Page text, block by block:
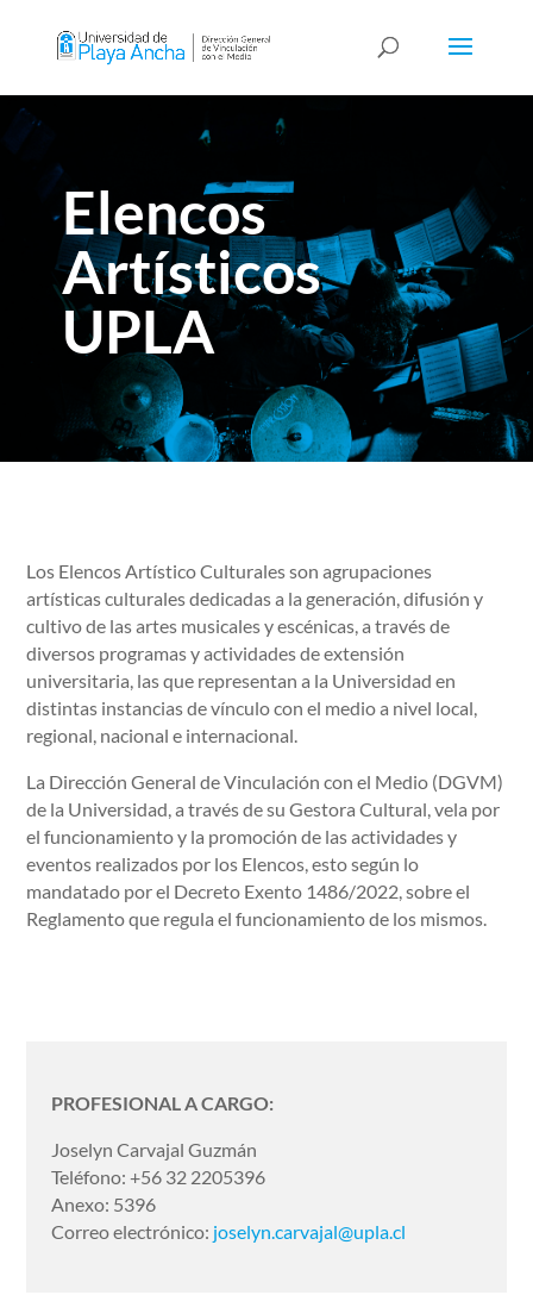
Elencos
Artísticos
UPLA
Los Elencos Artístico Culturales son agrupaciones
artísticas culturales dedicadas a la generación, difusión y
cultivo de las artes musicales y escénicas, a través de
diversos programas y actividades de extensión
universitaria, las que representan a la Universidad en
distintas instancias de vínculo con el medio a nivel local,
regional, nacional e internacional.
La Dirección General de Vinculación con el Medio (DGVM)
de la Universidad, a través de su Gestora Cultural, vela por
el funcionamiento y la promoción de las actividades y
eventos realizados por los Elencos, esto según lo
mandatado por el Decreto Exento 1486/2022, sobre el
Reglamento que regula el funcionamiento de los mismos.
PROFESIONAL A CARGO:
Joselyn Carvajal Guzmán
Teléfono: +56 32 2205396
Anexo: 5396
Correo electrónico: joselyn.carvajal@upla.cl